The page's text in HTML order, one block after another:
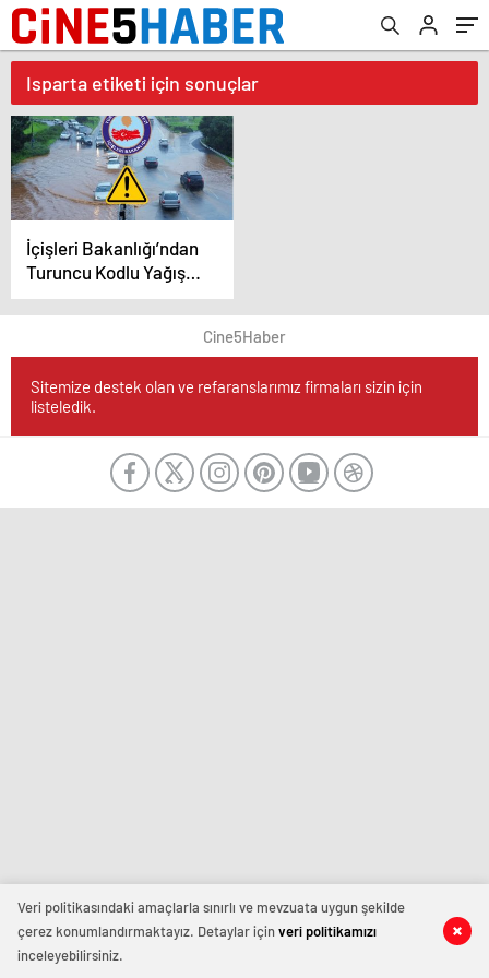
Isparta etiketi için sonuçlar
İçişleri Bakanlığı’ndan
Turuncu Kodlu Yağış
Uyarısı!
Cine5Haber
Sitemize destek olan ve refaranslarımız firmaları sizin için
listeledik.
Veri politikasındaki amaçlarla sınırlı ve mevzuata uygun şekilde
çerez konumlandırmaktayız. Detaylar içinveri politikamızı
inceleyebilirsiniz.